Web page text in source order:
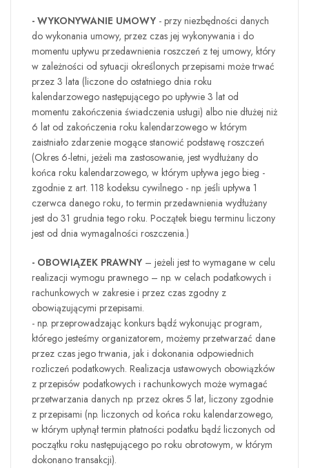
- WYKONYWANIE UMOWY - przy niezbędności danych
do wykonania umowy, przez czas jej wykonywania i do
momentu upływu przedawnienia roszczeń z tej umowy, który
w zależności od sytuacji określonych przepisami może trwać
przez 3 lata (liczone do ostatniego dnia roku
kalendarzowego następującego po upływie 3 lat od
momentu zakończenia świadczenia usługi) albo nie dłużej niż
6 lat od zakończenia roku kalendarzowego w którym
zaistniało zdarzenie mogące stanowić podstawę roszczeń
(Okres 6-letni, jeżeli ma zastosowanie, jest wydłużany do
końca roku kalendarzowego, w którym upływa jego bieg -
zgodnie z art. 118 kodeksu cywilnego - np. jeśli upływa 1
czerwca danego roku, to termin przedawnienia wydłużany
jest do 31 grudnia tego roku. Początek biegu terminu liczony
jest od dnia wymagalności roszczenia.)
- OBOWIĄZEK PRAWNY – jeżeli jest to wymagane w celu
realizacji wymogu prawnego – np. w celach podatkowych i
rachunkowych w zakresie i przez czas zgodny z
obowiązującymi przepisami.
- np. przeprowadzając konkurs bądź wykonując program,
którego jesteśmy organizatorem, możemy przetwarzać dane
przez czas jego trwania, jak i dokonania odpowiednich
rozliczeń podatkowych. Realizacja ustawowych obowiązków
z przepisów podatkowych i rachunkowych może wymagać
przetwarzania danych np. przez okres 5 lat, liczony zgodnie
z przepisami (np. liczonych od końca roku kalendarzowego,
w którym upłynął termin płatności podatku bądź liczonych od
początku roku następującego po roku obrotowym, w którym
dokonano transakcji).